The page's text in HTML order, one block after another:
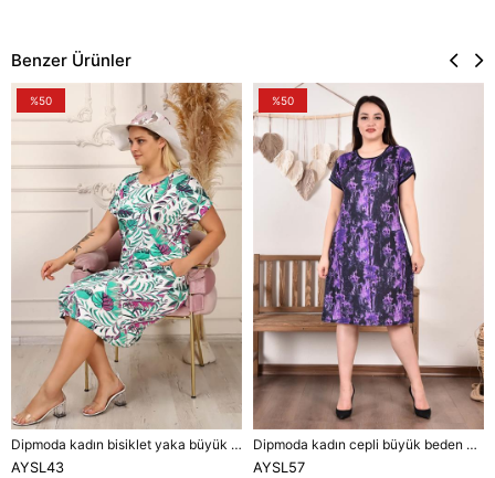
Benzer Ürünler
Dipmoda kadın bisiklet yaka büyük beden elbise DPAYSL43 - Mavi
AYSL43
%50
Dipmoda kadın cepli büyük beden elbise DPAYSL57 - Mor
AYSL57
%50